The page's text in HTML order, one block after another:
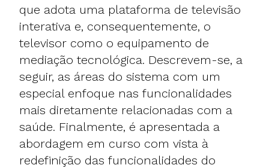
que adota uma plataforma de televisão
interativa e, consequentemente, o
televisor como o equipamento de
mediação tecnológica. Descrevem-se, a
seguir, as áreas do sistema com um
especial enfoque nas funcionalidades
mais diretamente relacionadas com a
saúde. Finalmente, é apresentada a
abordagem em curso com vista à
redefinição das funcionalidades do